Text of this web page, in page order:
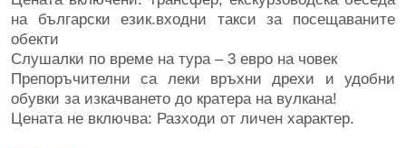
на български език.входни такси за посещаваните
обекти
Слушалки по време на тура – 3 евро на човек
Препоръчителни са леки връхни дрехи и удобни
обувки за изкачването до кратера на вулкана!
Цената не включва: Разходи от личен характер.